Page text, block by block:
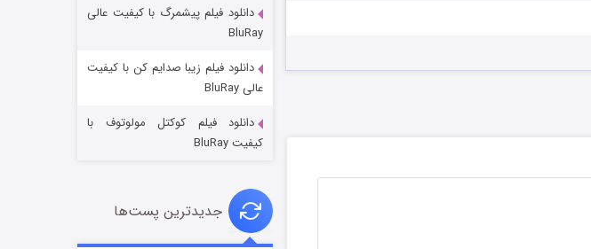
جادوگری در مغولستان
دانلود فیلم پیشمرگ با کیفیت عالی
BluRay
دانلود فیلم زیبا صدایم کن با کیفیت
عالی BluRay
دانلود فیلم کوکتل مولوتوف با
کیفیت BluRay
جدیدترین پست‌ها